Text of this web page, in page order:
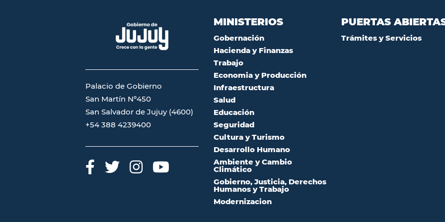
Palacio de Gobierno
San Martín Nº450
San Salvador de Jujuy (4600)
+54 388 4239400
MINISTERIOS
Gobernación
Hacienda y Finanzas
Trabajo
Economia y Producción
Infraestructura
Salud
Educación
Seguridad
Cultura y Turismo
Desarrollo Humano
Ambiente y Cambio
Climático
Gobierno, Justicia, Derechos
Humanos y Trabajo
Modernizacion
PUERTAS
Trámites y Servicios